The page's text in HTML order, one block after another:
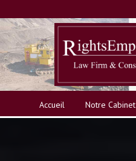
Accueil Notre Cabinet